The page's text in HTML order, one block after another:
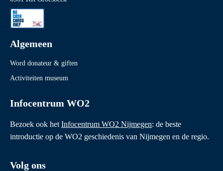
Algemeen
Word donateur & giften
Activiteiten museum
Infocentrum WO2
Bezoek ook het Infocentrum WO2 Nijmegen: de beste
introductie op de WO2 geschiedenis van Nijmegen en de regio.
Volg ons